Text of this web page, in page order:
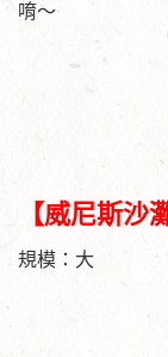
唷～
【威尼斯沙
規模：大